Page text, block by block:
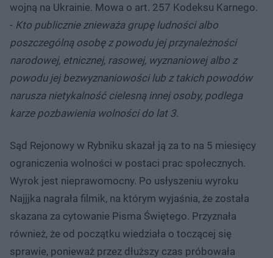
wojną na Ukrainie. Mowa o art. 257 Kodeksu Karnego.
- Kto publicznie znieważa grupę ludności albo
poszczególną osobę z powodu jej przynależności
narodowej, etnicznej, rasowej, wyznaniowej albo z
powodu jej bezwyznaniowości lub z takich powodów
narusza nietykalność cielesną innej osoby, podlega
karze pozbawienia wolności do lat 3.
Sąd Rejonowy w Rybniku skazał ją za to na 5 miesięcy
ograniczenia wolności w postaci prac społecznych.
Wyrok jest nieprawomocny. Po usłyszeniu wyroku
Najjjka nagrała filmik, na którym wyjaśnia, że została
skazana za cytowanie Pisma Świętego. Przyznała
również, że od początku wiedziała o toczącej się
sprawie, ponieważ przez dłuższy czas próbowała